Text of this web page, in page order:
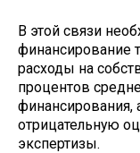
В этой связи
финансирование
расходы на
процентов
финансирования,
отрицательную
экспертизы.